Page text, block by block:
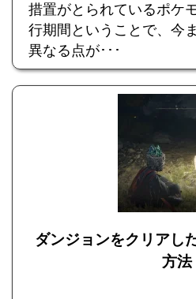
措置がとられているポケ
行期間ということで、今
異なる点が･･･
ダンジョンをクリアし
方法